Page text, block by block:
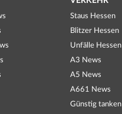
Staus Hessen
Blitzer Hessen
Unfälle Hessen
A3 News
A5 News
A661 News
Günstig tanken